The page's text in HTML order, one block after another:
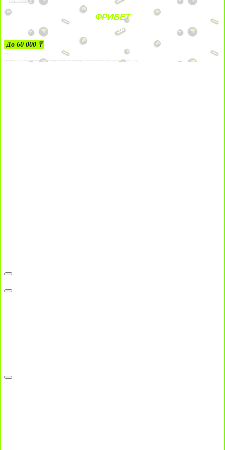
ФРИБЕТ
ЗА ДЕПОЗИТЫ
До 60 000 ₸
21+
Лицензии №24514359, выданной комитетом индустрии туризма Министерства культуры и спорта Республики Казахстан срок до 27 сентября 2034 года.